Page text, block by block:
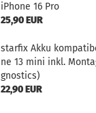
iPho­ne 16 Pro
25,90 EUR
star­fix Akku
ne 13 mini inkl.
gnostics)
22,90 EUR